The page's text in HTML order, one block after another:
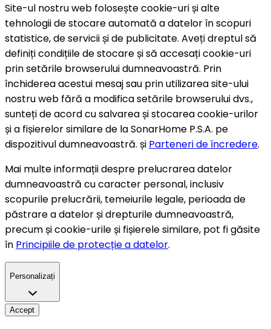
Site-ul nostru web folosește cookie-uri și alte
tehnologii de stocare automată a datelor în scopuri
statistice, de servicii și de publicitate. Aveți dreptul să
definiți condițiile de stocare și să accesați cookie-uri
prin setările browserului dumneavoastră. Prin
închiderea acestui mesaj sau prin utilizarea site-ului
nostru web fără a modifica setările browserului dvs.,
sunteți de acord cu salvarea și stocarea cookie-urilor
și a fișierelor similare de la SonarHome P.S.A. pe
dispozitivul dumneavoastră. și Parteneri de încredere.
Mai multe informații despre prelucrarea datelor
dumneavoastră cu caracter personal, inclusiv
scopurile prelucrării, temeiurile legale, perioada de
păstrare a datelor și drepturile dumneavoastră,
precum și cookie-urile și fișierele similare, pot fi găsite
în Principiile de protecție a datelor.
Personalizați
Accept